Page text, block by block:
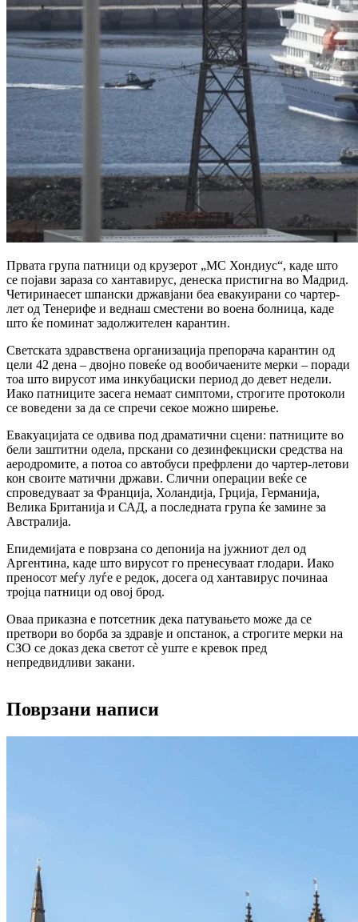
Првата група патници од крузерот „МС Хондиус“, каде што
се појави зараза со хантавирус, денеска пристигна во Мадрид.
Четиринаесет шпански државјани беа евакуирани со чартер-
лет од Тенерифе и веднаш сместени во воена болница, каде
што ќе поминат задолжителен карантин.
Светската здравствена организација препорача карантин од
цели 42 дена – двојно повеќе од вообичаените мерки – поради
тоа што вирусот има инкубациски период до девет недели.
Иако патниците засега немаат симптоми, строгите протоколи
се воведени за да се спречи секое можно ширење.
Евакуацијата се одвива под драматични сцени: патниците во
бели заштитни одела, прскани со дезинфекциски средства на
аеродромите, а потоа со автобуси префрлени до чартер-летови
кон своите матични држави. Слични операции веќе се
спроведуваат за Франција, Холандија, Грција, Германија,
Велика Британија и САД, а последната група ќе замине за
Австралија.
Епидемијата е поврзана со депонија на јужниот дел од
Аргентина, каде што вирусот го пренесуваат глодари. Иако
преносот меѓу луѓе е редок, досега од хантавирус починаа
тројца патници од овој брод.
Оваа приказна е потсетник дека патувањето може да се
претвори во борба за здравје и опстанок, а строгите мерки на
СЗО се доказ дека светот сè уште е кревок пред
непредвидливи закани.
Поврзани написи